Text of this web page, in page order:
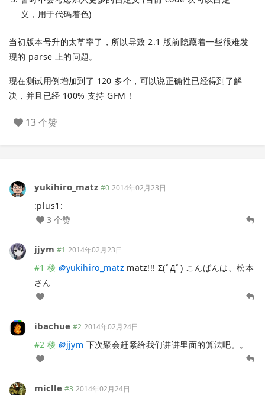
义，用于代码着色)
当初版本号升的太草率了，所以导致 2.1 版前隐藏着一些很难发
现的 parse 上的问题。
现在测试用例增加到了 120 多个，可以说正确性已经得到了解
决，并且已经 100% 支持 GFM！
13 个赞
yukihiro_matz #0 2014年02月23日
:plus1:
3 个赞
jjym #1 2014年02月23日
#1 楼 @yukihiro_matz matz!!! Σ(ﾟДﾟ) こんばんは、松本
さん
ibachue #2 2014年02月24日
#2 楼 @jjym 下次聚会赶紧给我们讲讲里面的算法吧。。
miclle #3 2014年02月24日